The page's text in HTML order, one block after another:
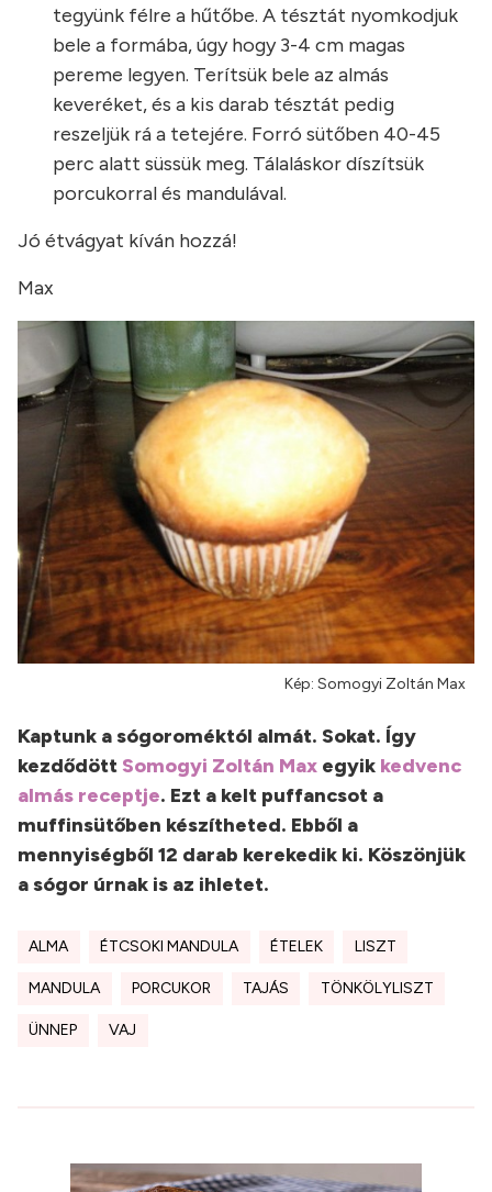
tegyünk félre a hűtőbe. A tésztát nyomkodjuk
bele a formába, úgy hogy 3-4 cm magas
pereme legyen. Terítsük bele az almás
keveréket, és a kis darab tésztát pedig
reszeljük rá a tetejére. Forró sütőben 40-45
perc alatt süssük meg. Tálaláskor díszítsük
porcukorral és mandulával.
Jó étvágyat kíván hozzá!
Max
Kép: Somogyi Zoltán Max
Kaptunk a sógoroméktól almát. Sokat. Így
kezdődött Somogyi Zoltán Max egyik kedvenc
almás receptje. Ezt a kelt puffancsot a
muffinsütőben készítheted. Ebből a
mennyiségből 12 darab kerekedik ki. Köszönjük
a sógor úrnak is az ihletet.
ALMA ÉTCSOKI MANDULA ÉTELEK LISZT
MANDULA PORCUKOR TAJÁS TÖNKÖLYLISZT
ÜNNEP VAJ